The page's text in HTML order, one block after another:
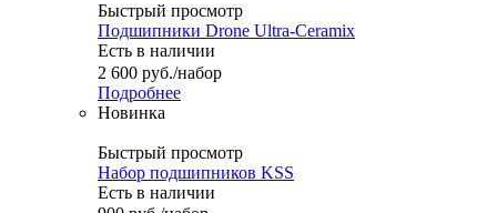
Быстрый просмотр
Подшипники Drone Ultra-Ceramix
Есть в наличии
2 600 руб./набор
Подробнее
Новинка
Быстрый просмотр
Набор подшипников KSS
Есть в наличии